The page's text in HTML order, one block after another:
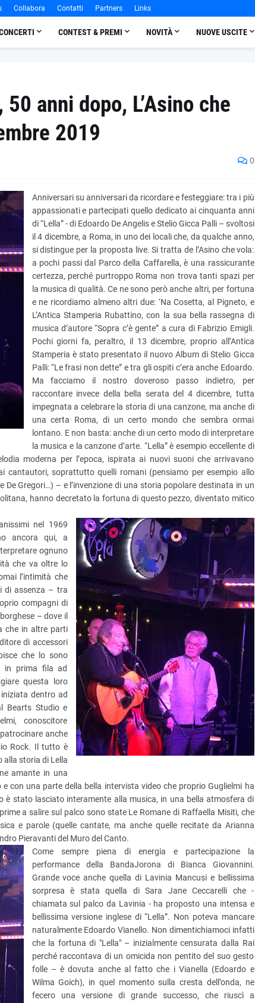
Collabora Contatti Partners Links
CONTEST & PREMI NOVITÀ NUOVE USCITE
50 anni dopo, L’Asino che
2019
0
Anniversari su anniversari da ricordare e festeggiare: tra i più
appassionati e partecipati quello dedicato ai cinquanta anni
di “Lella” - di Edoardo De Angelis e Stelio Gicca Palli – svoltosi
il 4 dicembre, a Roma, in uno dei locali che, da qualche anno,
si distingue per la proposta live. Si tratta de l’Asino che vola:
a pochi passi dal Parco della Caffarella, è una rassicurante
certezza, perché purtroppo Roma non trova tanti spazi per
la musica di qualità. Ce ne sono però anche altri, per fortuna
e ne ricordiamo almeno altri due: ‘Na Cosetta, al Pigneto, e
L’Antica Stamperia Rubattino, con la sua bella rassegna di
musica d’autore “Sopra c’è gente” a cura di Fabrizio Emigli.
Pochi giorni fa, peraltro, il 13 dicembre, proprio all’Antica
Stamperia è stato presentato il nuovo Album di Stelio Gicca
Palli: “Le frasi non dette” e tra gli ospiti c’era anche Edoardo.
Ma facciamo il nostro doveroso passo indietro, per
raccontare invece della bella serata del 4 dicembre, tutta
impegnata a celebrare la storia di una canzone, ma anche di
una certa Roma, di un certo mondo che sembra ormai
lontano. E non basta: anche di un certo modo di interpretare
la musica e la canzone d’arte. “Lella” è esempio eccellente di
moderna per l’epoca, ispirata ai nuovi suoni che arrivavano
cantautori, soprattutto quelli romani (pensiamo per esempio allo
Gregori…) – e l’invenzione di una storia popolare destinata in un
hanno decretato la fortuna di questo pezzo, diventato mitico
nel 1969
ancora qui, a
ognuno
che va oltre lo
l’intimità che
di assenza – tra
compagni di
– dove il
che in altre parti
di accessori
che lo sono
in prima fila ad
questa loro
dentro ad
Bearts Studio e
conoscitore
anche
Rock. Il tutto è
storia di Lella
amante in una
con una parte della bella intervista video che proprio Guglielmi ha
è stato lasciato interamente alla musica, in una bella atmosfera di
a salire sul palco sono state Le Romane di Raffaella Misiti, che
e parole (quelle cantate, ma anche quelle recitate da Arianna
Pieravanti del Muro del Canto.
Come sempre piena di energia e partecipazione la
performance della BandaJorona di Bianca Giovannini.
Grande voce anche quella di Lavinia Mancusi e bellissima
sorpresa è stata quella di Sara Jane Ceccarelli che -
chiamata sul palco da Lavinia - ha proposto una intensa e
bellissima versione inglese di “Lella”. Non poteva mancare
naturalmente Edoardo Vianello. Non dimentichiamoci infatti
che la fortuna di "Lella" – inizialmente censurata dalla Rai
perché raccontava di un omicida non pentito del suo gesto
folle – è dovuta anche al fatto che i Vianella (Edoardo e
Wilma Goich), in quel momento sulla cresta dell’onda, ne
fecero una versione di grande successo, che riuscì a